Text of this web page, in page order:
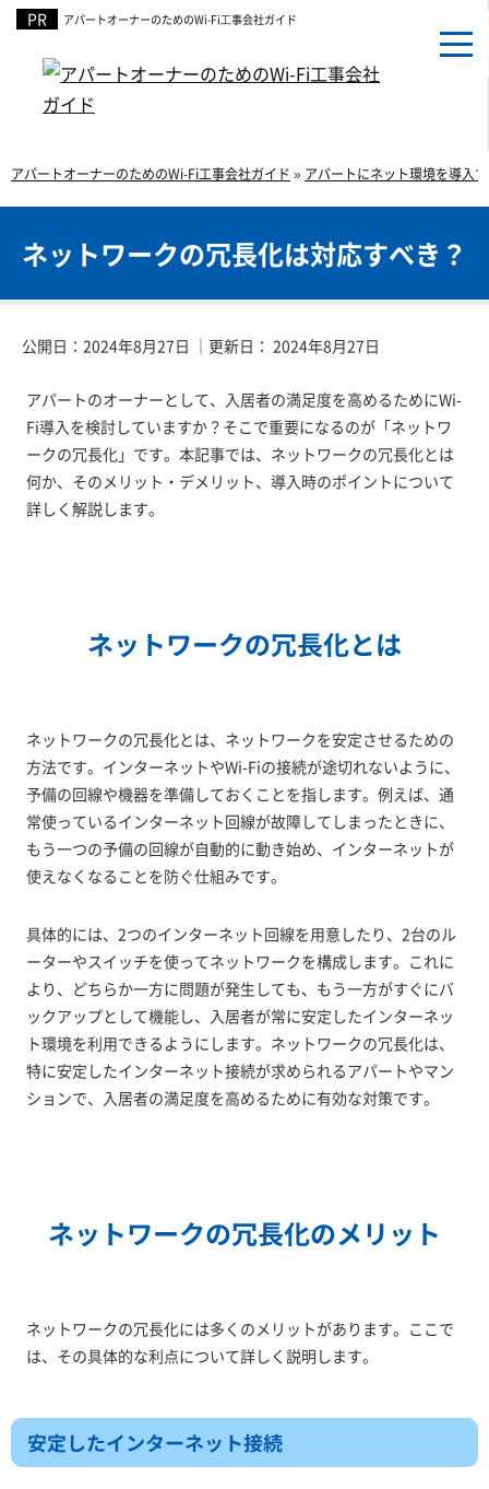
アパートオーナーのためのWi-Fi⼯事会社ガイド
アパートオーナーのためのWi-Fi工事会社ガイド » アパートにネット環境を導入
ネットワークの冗長化は対応すべき？
公開日： 2024年8月27日 ｜更新日： 2024年8月27日
アパートのオーナーとして、入居者の満足度を高めるためにWi-
Fi導入を検討していますか？そこで重要になるのが「ネットワ
ークの冗長化」です。本記事では、ネットワークの冗長化とは
何か、そのメリット・デメリット、導入時のポイントについて
詳しく解説します。
ネットワークの冗長化とは
ネットワークの冗長化とは、ネットワークを安定させるための
方法です。インターネットやWi-Fiの接続が途切れないように、
予備の回線や機器を準備しておくことを指します。例えば、通
常使っているインターネット回線が故障してしまったときに、
もう一つの予備の回線が自動的に動き始め、インターネットが
使えなくなることを防ぐ仕組みです。
具体的には、2つのインターネット回線を用意したり、2台のル
ーターやスイッチを使ってネットワークを構成します。これに
より、どちらか一方に問題が発生しても、もう一方がすぐにバ
ックアップとして機能し、入居者が常に安定したインターネッ
ト環境を利用できるようにします。ネットワークの冗長化は、
特に安定したインターネット接続が求められるアパートやマン
ションで、入居者の満足度を高めるために有効な対策です。
ネットワークの冗長化のメリット
ネットワークの冗長化には多くのメリットがあります。ここで
は、その具体的な利点について詳しく説明します。
安定したインターネット接続